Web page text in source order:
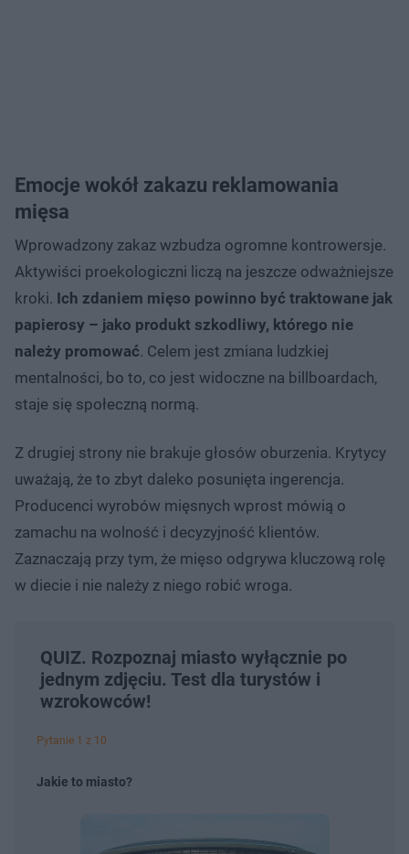
Emocje wokół zakazu reklamowania
mięsa
Wprowadzony zakaz wzbudza ogromne kontrowersje.
Aktywiści proekologiczni liczą na jeszcze odważniejsze
kroki. Ich zdaniem mięso powinno być traktowane jak
papierosy – jako produkt szkodliwy, którego nie
należy promować. Celem jest zmiana ludzkiej
mentalności, bo to, co jest widoczne na billboardach,
staje się społeczną normą.
Z drugiej strony nie brakuje głosów oburzenia. Krytycy
uważają, że to zbyt daleko posunięta ingerencja.
Producenci wyrobów mięsnych wprost mówią o
zamachu na wolność i decyzyjność klientów.
Zaznaczają przy tym, że mięso odgrywa kluczową rolę
w diecie i nie należy z niego robić wroga.
QUIZ. Rozpoznaj miasto wyłącznie po
jednym zdjęciu. Test dla turystów i
wzrokowców!
Pytanie 1 z 10
Jakie to miasto?